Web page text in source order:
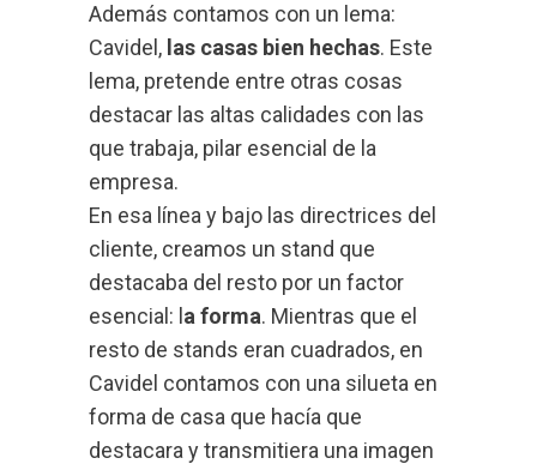
Además contamos con un lema:
Cavidel, las casas bien hechas. Este
lema, pretende entre otras cosas
destacar las altas calidades con las
que trabaja, pilar esencial de la
empresa.
En esa línea y bajo las directrices del
cliente, creamos un stand que
destacaba del resto por un factor
esencial: l a forma. Mientras que el
resto de stands eran cuadrados, en
Cavidel contamos con una silueta en
forma de casa que hacía que
destacara y transmitiera una imagen